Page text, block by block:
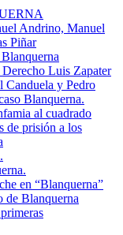
Andrino, Manuel
Piñar
Luis Zapater
y Pedro
Blanquerna.
al cuadrado
de prisión a los
en “Blanquerna”
de Blanquerna